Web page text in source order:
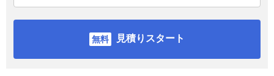
見積りスタート